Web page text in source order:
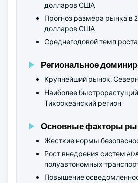
долларов США
Прогноз размера рынка в
долларов США
Среднегодовой темп роста
Региональное
Крупнейший рынок:
Наиболее быстрорастущий
Тихоокеанский регион
Основные факторы
Жесткие нормы
Рост внедрения систем
полуавтономных
Повышение